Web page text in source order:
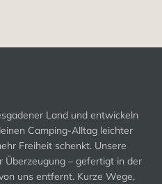
Land und entwickeln
Camping‑Alltag leichter
Freiheit schenkt. Unsere
Überzeugung – gefertigt in der
uns entfernt. Kurze Wege,